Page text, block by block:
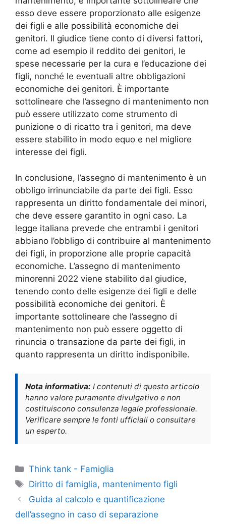
esso deve essere proporzionato alle esigenze
dei figli e alle possibilità economiche dei
genitori. Il giudice tiene conto di diversi fattori,
come ad esempio il reddito dei genitori, le
spese necessarie per la cura e l’educazione dei
figli, nonché le eventuali altre obbligazioni
economiche dei genitori. È importante
sottolineare che l’assegno di mantenimento non
può essere utilizzato come strumento di
punizione o di ricatto tra i genitori, ma deve
essere stabilito in modo equo e nel migliore
interesse dei figli.
In conclusione, l’assegno di mantenimento è un
obbligo irrinunciabile da parte dei figli. Esso
rappresenta un diritto fondamentale dei minori,
che deve essere garantito in ogni caso. La
legge italiana prevede che entrambi i genitori
abbiano l’obbligo di contribuire al mantenimento
dei figli, in proporzione alle proprie capacità
economiche. L’assegno di mantenimento
minorenni 2022 viene stabilito dal giudice,
tenendo conto delle esigenze dei figli e delle
possibilità economiche dei genitori. È
importante sottolineare che l’assegno di
mantenimento non può essere oggetto di
rinuncia o transazione da parte dei figli, in
quanto rappresenta un diritto indisponibile.
Nota informativa: I contenuti di questo articolo
hanno valore puramente divulgativo e non
costituiscono consulenza legale professionale.
Verificare sempre le fonti ufficiali o consultare
un esperto.
Categorie
Think tank - Famiglia
Tag
Diritto di famiglia, mantenimento figli
Guida al calcolo e quantificazione
dell’assegno in caso di separazione